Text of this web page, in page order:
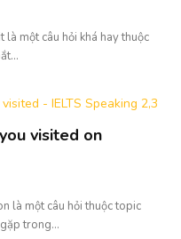
một câu hỏi khá hay thuộc
visited on
là một câu hỏi thuộc topic
trong...